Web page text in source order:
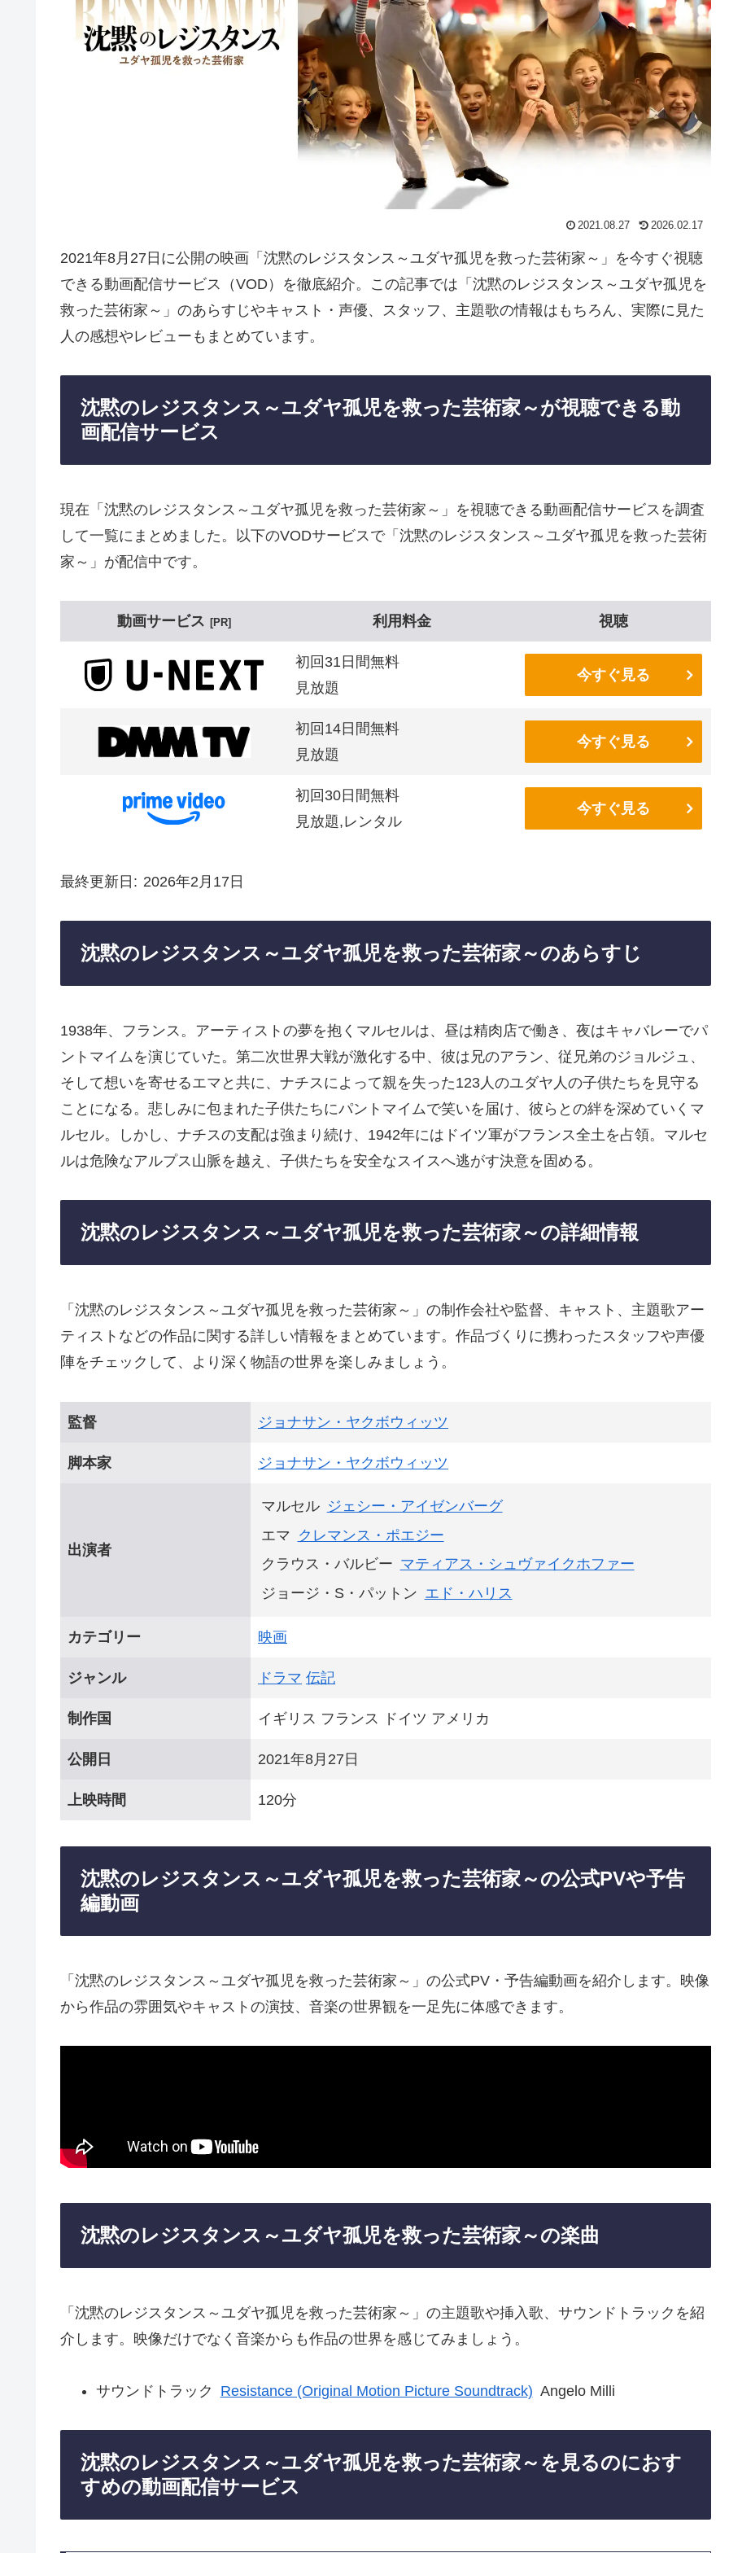
2021.08.27 2026.02.17
2021年8月27日に公開の映画「沈黙のレジスタンス～ユダヤ孤児を救った芸術家～」を今すぐ視聴
できる動画配信サービス（VOD）を徹底紹介。この記事では「沈黙のレジスタンス～ユダヤ孤児を
救った芸術家～」のあらすじやキャスト・声優、スタッフ、主題歌の情報はもちろん、実際に見た
人の感想やレビューもまとめています。
沈黙のレジスタンス～ユダヤ孤児を救った芸術家～が視聴できる動
画配信サービス
現在「沈黙のレジスタンス～ユダヤ孤児を救った芸術家～」を視聴できる動画配信サービスを調査
して一覧にまとめました。以下のVODサービスで「沈黙のレジスタンス～ユダヤ孤児を救った芸術
家～」が配信中です。
動画サービス PR 利用料金 視聴
初回31日間無料
見放題
今すぐ見る
初回14日間無料
見放題
今すぐ見る
初回30日間無料
見放題,レンタル
今すぐ見る
最終更新日 2026年2月17日
沈黙のレジスタンス～ユダヤ孤児を救った芸術家～のあらすじ
1938年、フランス。アーティストの夢を抱くマルセルは、昼は精肉店で働き、夜はキャバレーでパ
ントマイムを演じていた。第二次世界大戦が激化する中、彼は兄のアラン、従兄弟のジョルジュ、
そして想いを寄せるエマと共に、ナチスによって親を失った123人のユダヤ人の子供たちを見守る
ことになる。悲しみに包まれた子供たちにパントマイムで笑いを届け、彼らとの絆を深めていくマ
ルセル。しかし、ナチスの支配は強まり続け、1942年にはドイツ軍がフランス全土を占領。マルセ
ルは危険なアルプス山脈を越え、子供たちを安全なスイスへ逃がす決意を固める。
沈黙のレジスタンス～ユダヤ孤児を救った芸術家～の詳細情報
「沈黙のレジスタンス～ユダヤ孤児を救った芸術家～」の制作会社や監督、キャスト、主題歌アー
ティストなどの作品に関する詳しい情報をまとめています。作品づくりに携わったスタッフや声優
陣をチェックして、より深く物語の世界を楽しみましょう。
監督 ジョナサン・ヤクボウィッツ
脚本家 ジョナサン・ヤクボウィッツ
出演者
マルセル ジェシー・アイゼンバーグ
エマ クレマンス・ポエジー
クラウス・バルビー マティアス・シュヴァイクホファー
ジョージ・S・パットン エド・ハリス
カテゴリー 映画
ジャンル ドラマ 伝記
制作国 イギリス フランス ドイツ アメリカ
公開日 2021年8月27日
上映時間 120分
沈黙のレジスタンス～ユダヤ孤児を救った芸術家～の公式PVや予告
編動画
「沈黙のレジスタンス～ユダヤ孤児を救った芸術家～」の公式PV・予告編動画を紹介します。映像
から作品の雰囲気やキャストの演技、音楽の世界観を一足先に体感できます。
沈黙のレジスタンス～ユダヤ孤児を救った芸術家～の楽曲
「沈黙のレジスタンス～ユダヤ孤児を救った芸術家～」の主題歌や挿入歌、サウンドトラックを紹
介します。映像だけでなく音楽からも作品の世界を感じてみましょう。
サウンドトラック Resistance (Original Motion Picture Soundtrack) Angelo Milli
沈黙のレジスタンス～ユダヤ孤児を救った芸術家～を見るのにおす
すめの動画配信サービス